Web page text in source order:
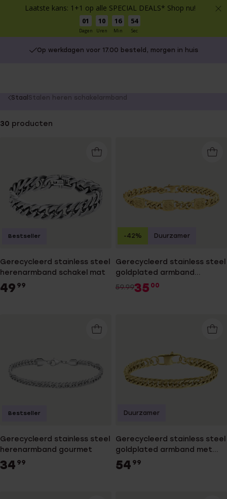
Laatste kans: 1+1 op alle SPECIAL DEALS* Shop nu!
01
Dagen
10
Uren
16
Min
54
Sec
Op werkdagen voor 17.00 besteld, morgen in huis
You
here:
Staal Stalen heren schakelarmband
30 producten
Gerecycleerd stainless steel
herenarmband schakel mat
49 99
Bestseller
Gerecycleerd stainless steel
goldplated armband
surinaamse mattenklopper
59.9935 00
-42% Duurzamer
Gerecycleerd stainless steel
herenarmband gourmet
34 99
Bestseller
Gerecycleerd stainless steel
goldplated armband met
gourmetschakel
54 99
Duurzamer